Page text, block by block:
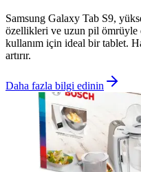
Samsung Galaxy Tab S9,
özellikleri ve uzun pil ömrüyle
kullanım için ideal bir tablet.
artırır.
Daha fazla bilgi edinin